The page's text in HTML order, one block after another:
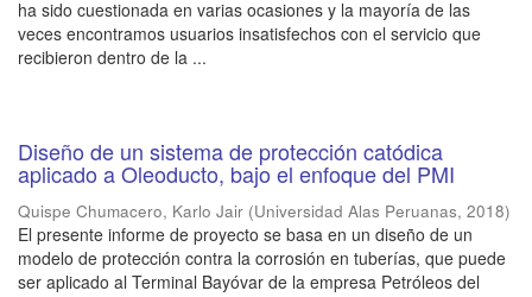
ha sido cuestionada en varias ocasiones y la mayoría de las
veces encontramos usuarios insatisfechos con el servicio que
recibieron dentro de la ...
Diseño de un sistema de protección catódica
aplicado a Oleoducto, bajo el enfoque del PMI
Quispe Chumacero, Karlo Jair (Universidad Alas Peruanas, 2018)
El presente informe de proyecto se basa en un diseño de un
modelo de protección contra la corrosión en tuberías, que puede
ser aplicado al Terminal Bayóvar de la empresa Petróleos del